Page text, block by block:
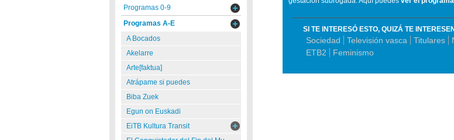
SI TE INTERESÓ ESTO, QUIZÁ TE
Sociedad Televisión vasca Titulares
ETB2
Feminismo
Programas 0-9
Programas A-E
A Bocados
Akelarre
Arte[faktua]
Atrápame si puedes
Biba Zuek
Egun on Euskadi
EiTB Kultura Transit